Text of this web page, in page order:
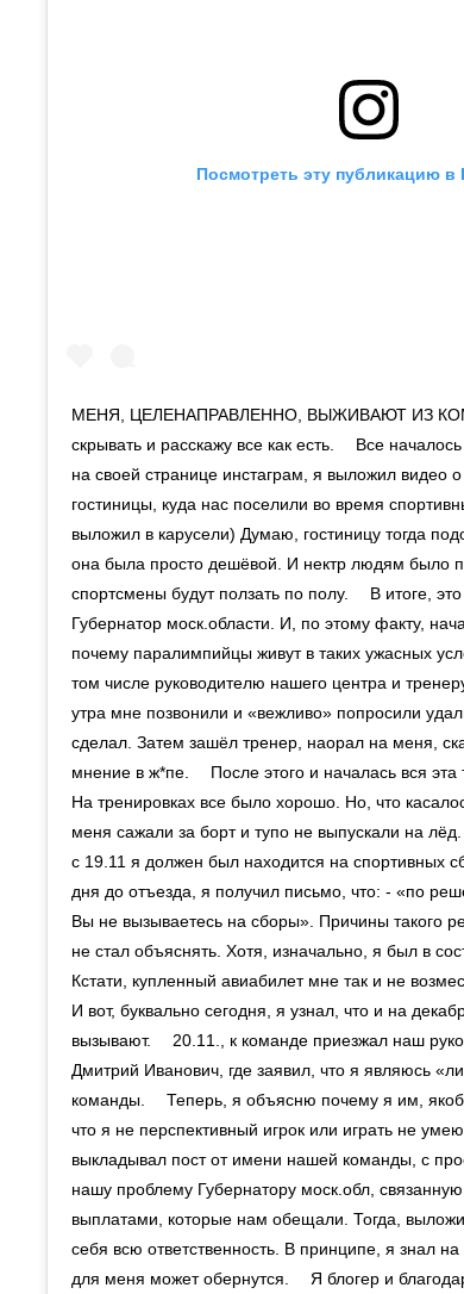
Посмотреть эту публикацию в
МЕНЯ, ЦЕЛЕНАПРАВЛЕННО, ВЫЖИВАЮТ ИЗ
скрывать и расскажу все как есть. ⠀ Все
на своей странице инстаграм, я выложил видео
гостиницы, куда нас поселили во время
выложил в карусели) Думаю, гостиницу тогда
она была просто дешёвой. И нектр людям было
спортсмены будут ползать по полу. ⠀ В итоге,
Губернатор моск.области. И, по этому факту,
почему паралимпийцы живут в таких ужасных
том числе руководителю нашего центра и
утра мне позвонили и «вежливо» попросили
сделал. Затем зашёл тренер, наорал на меня,
мнение в ж*пе. ⠀ После этого и началась вся эта
На тренировках все было хорошо. Но, что
меня сажали за борт и тупо не выпускали на
с 19.11 я должен был находится на спортивных
дня до отъезда, я получил письмо, что: - «по
Вы не вызываетесь на сборы». Причины такого
не стал объяснять. Хотя, изначально, я был в
Кстати, купленный авиабилет мне так и не
И вот, буквально сегодня, я узнал, что и на
вызывают. ⠀ 20.11., к команде приезжал наш
Дмитрий Иванович, где заявил, что я являюсь
команды. ⠀ Теперь, я объясню почему я им,
что я не перспективный игрок или играть не
выкладывал пост от имени нашей команды, с
нашу проблему Губернатору моск.обл,
выплатами, которые нам обещали. Тогда,
себя всю ответственность. В принципе, я знал
для меня может обернутся. ⠀ Я блогер и